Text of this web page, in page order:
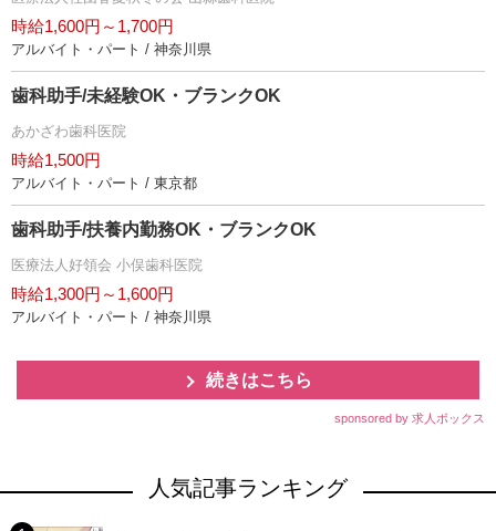
時給1,600円～1,700円
アルバイト・パート / 神奈川県
歯科助手/未経験OK・ブランクOK
あかざわ歯科医院
時給1,500円
アルバイト・パート / 東京都
歯科助手/扶養内勤務OK・ブランクOK
医療法人好領会 小俣歯科医院
時給1,300円～1,600円
アルバイト・パート / 神奈川県
続きはこちら
sponsored by 求人ボックス
人気記事ランキング